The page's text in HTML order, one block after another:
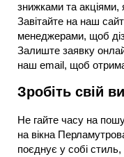
знижками та акціями,
Завітайте на наш
менеджерами, щоб
Залиште заявку
наш email, щоб
Зробіть свій
Не гайте часу на
на вікна
поєднує у собі стиль,